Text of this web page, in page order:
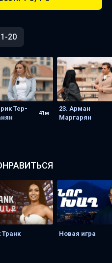
20
Тер-
41м
23. Арман
Маргарян
Транк Новая игра